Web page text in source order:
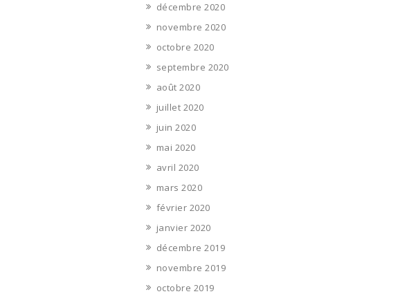
décembre 2020
novembre 2020
octobre 2020
septembre 2020
août 2020
juillet 2020
juin 2020
mai 2020
avril 2020
mars 2020
février 2020
janvier 2020
décembre 2019
novembre 2019
octobre 2019